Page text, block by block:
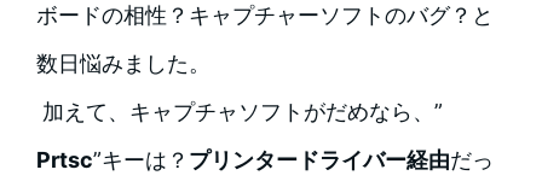
ボードの相性？キャプチャーソフトのバグ？と
数日悩みました。
加えて、キャプチャソフトがだめなら、”
Prtsc”キーは？ プリンタードライバー経由だっ